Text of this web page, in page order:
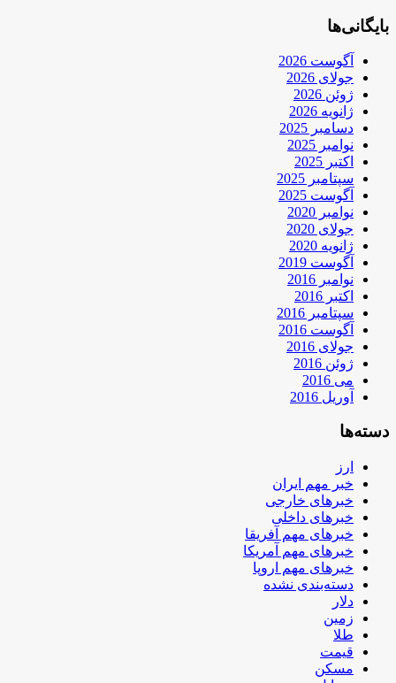
بایگانی‌ها
آگوست 2026
جولای 2026
ژوئن 2026
ژانویه 2026
دسامبر 2025
نوامبر 2025
اکتبر 2025
سپتامبر 2025
آگوست 2025
نوامبر 2020
جولای 2020
ژانویه 2020
آگوست 2019
نوامبر 2016
اکتبر 2016
سپتامبر 2016
آگوست 2016
جولای 2016
ژوئن 2016
می 2016
آوریل 2016
دسته‌ها
ارز
خبر مهم ایران
خبرهای خارجی
خبرهای داخلی
خبرهای مهم آفریقا
خبرهای مهم آمریکا
خبرهای مهم اروپا
دسته‌بندی نشده
دلار
زمین
طلا
قیمت
مسکن